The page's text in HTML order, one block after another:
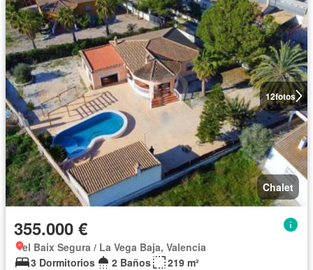
12fotos
Chalet
355.000 €
el Baix Segura / La Vega Baja, Valencia
3 Dormitorios
2 Baños
219 m²